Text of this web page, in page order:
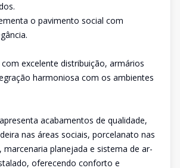
o pavimento social com
excelente distribuição, armários
harmoniosa com os ambientes
acabamentos de qualidade,
nas áreas sociais, porcelanato nas
marcenaria planejada e sistema de ar-
oferecendo conforto e